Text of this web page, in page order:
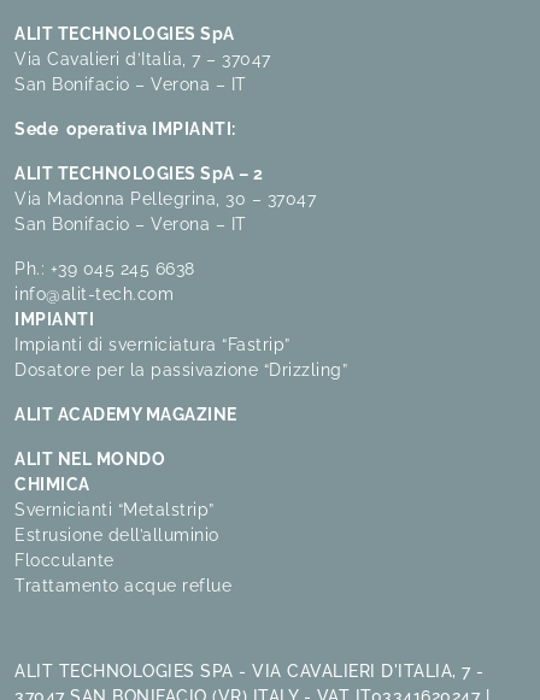
ALIT TECHNOLOGIES SpA
Via Cavalieri d’Italia, 7 – 37047
San Bonifacio – Verona – IT
Sede operativa IMPIANTI:
ALIT TECHNOLOGIES SpA – 2
Via Madonna Pellegrina, 30 – 37047
San Bonifacio – Verona – IT
Ph.: +39 045 245 6638
info@alit-tech.com
IMPIANTI
Impianti di sverniciatura “Fastrip”
Dosatore per la passivazione “Drizzling”
ALIT ACADEMY MAGAZINE
ALIT NEL MONDO
CHIMICA
Svernicianti “Metalstrip”
Estrusione dell’alluminio
Flocculante
Trattamento acque reflue
ALIT TECHNOLOGIES SPA - VIA CAVALIERI D'ITALIA, 7 -
37047 SAN BONIFACIO (VR) ITALY - VAT IT03341620247 |